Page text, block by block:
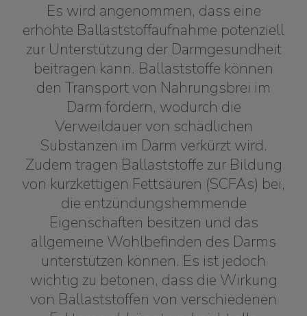
Es wird angenommen, dass eine
erhöhte Ballaststoffaufnahme potenziell
zur Unterstützung der Darmgesundheit
beitragen kann. Ballaststoffe können
den Transport von Nahrungsbrei im
Darm fördern, wodurch die
Verweildauer von schädlichen
Substanzen im Darm verkürzt wird.
Zudem tragen Ballaststoffe zur Bildung
von kurzkettigen Fettsäuren (SCFAs) bei,
die entzündungshemmende
Eigenschaften besitzen und das
allgemeine Wohlbefinden des Darms
unterstützen können. Es ist jedoch
wichtig zu betonen, dass die Wirkung
von Ballaststoffen von verschiedenen